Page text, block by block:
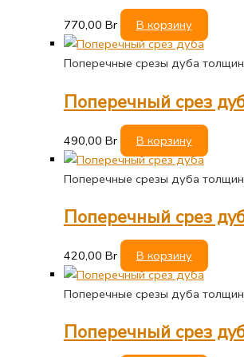
770,00 Br В корзину
Поперечные срезы дуба
Поперечный срез
490,00 Br В корзину
Поперечные срезы дуба
Поперечный срез
420,00 Br В корзину
Поперечные срезы дуба
Поперечный срез